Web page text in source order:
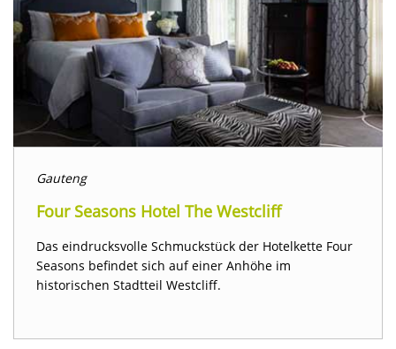
Gauteng
Four Seasons Hotel The Westcliff
Das eindrucksvolle Schmuckstück der Hotelkette Four
Seasons befindet sich auf einer Anhöhe im
historischen Stadtteil Westcliff.